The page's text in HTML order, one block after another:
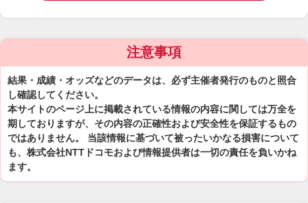
注意事項
結果・成績・オッズなどのデータは、必ず主催者発行のものと照合
し確認してください。
本サイトのページ上に掲載されている情報の内容に関しては万全を
期しておりますが、その内容の正確性および安全性を保証するもの
ではありません。 当該情報に基づいて被ったいかなる損害について
も、株式会社NTTドコモおよび情報提供者は一切の責任を負いかね
ます。